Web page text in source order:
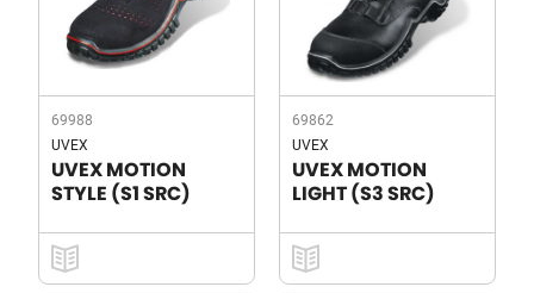
69988
UVEX
UVEX MOTION
STYLE (S1 SRC)
69862
UVEX
UVEX MOTION
LIGHT (S3 SRC)